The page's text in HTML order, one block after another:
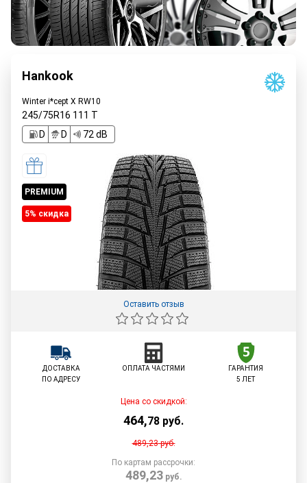
Hankook
Winter i*cept X RW10
245/75R16 111 T
D
D 72 dB
PREMIUM
5% cкидка
Оставить отзыв
ДОСТАВКА
ПО АДРЕСУ
ОПЛАТА ЧАСТЯМИ
ГАРАНТИЯ
5 ЛЕТ
Цена со скидкой:
464,78 руб.
489,23руб.
По картам рассрочки:
489,23руб.